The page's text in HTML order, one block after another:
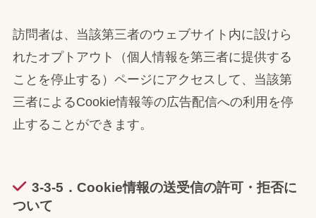
訪問者は、当該第三者のウェブサイト内に設けら
れたオプトアウト（個人情報を第三者に提供する
ことを停止する）ページにアクセスして、当該第
三者によるCookie情報等の広告配信への利用を停
止することができます。
3-3-5．Cookie情報の送受信の許可・拒否に
ついて